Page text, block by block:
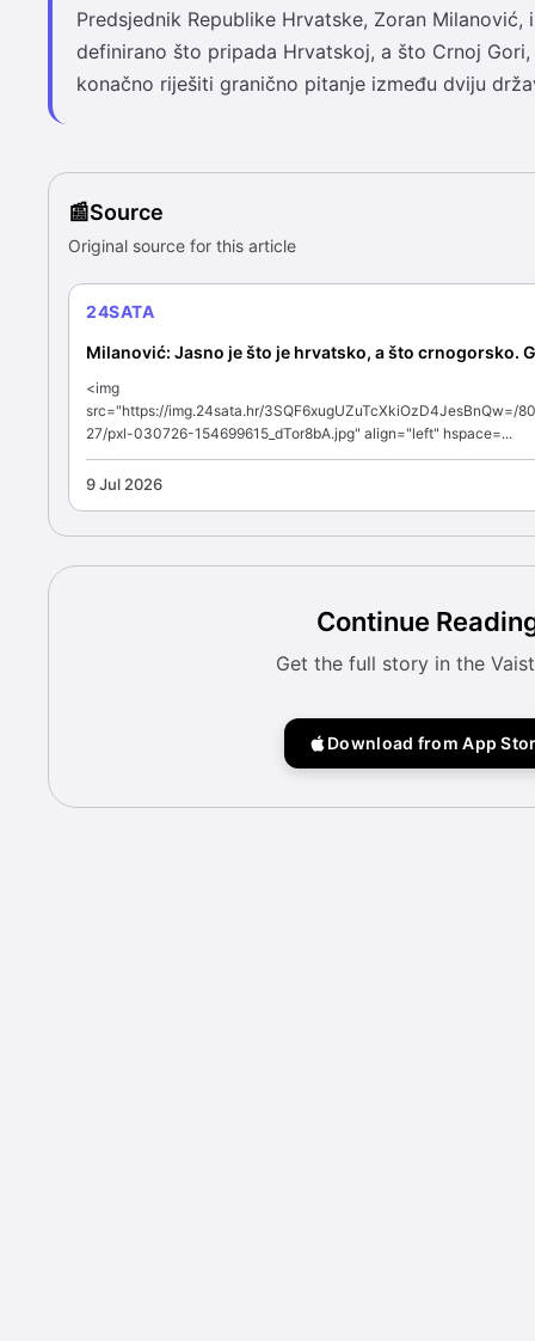
Predsjednik Republike Hrvatske, Zoran
definirano što pripada Hrvatskoj, a što Crnoj
konačno riješiti granično pitanje između dviju
Source
Original source for this article
24SATA
Milanović: Jasno je što je hrvatsko, a što crnogorsko.
<img
src="https://img.24sata.hr/3SQF6xugUZuTcXkiOzD4JesBnQw=/
27/pxl-030726-154699615_dTor8bA.jpg" align="left" hspace=...
9 Jul 2026
Continue
Get the full story in the
Download from App